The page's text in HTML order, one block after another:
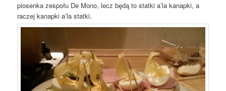
piosenka zespołu De Mono, lecz będą to statki a’la kanapki, a
raczej kanapki a’la statki.